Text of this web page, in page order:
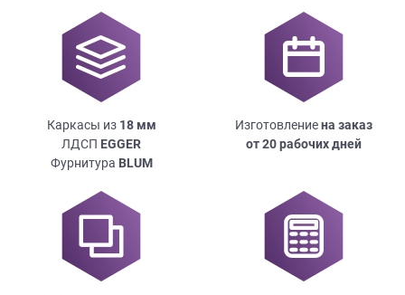
Каркасы из 18мм
ЛДСП EGGER
Фурнитура BLUM
Изготовлениена заказ
от 20 рабочих дней